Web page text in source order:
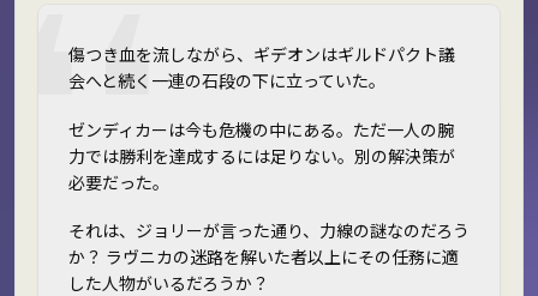
傷つき血を流しながら、ギデオンはギルドパクト議
会へと続く一連の石段の下に立っていた。
ゼンディカーは今も危機の中にある。ただ一人の腕
力では勝利を達成するには足りない。別の解決策が
必要だった。
それは、ジョリーが言った通り、力線の謎なのだろう
か？ ラヴニカの迷路を解いた者以上にその任務に適
した人物がいるだろうか？